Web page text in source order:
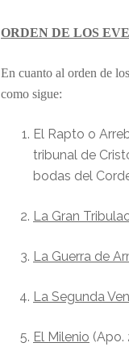
ORDEN DE LOS
En cuanto al orden de
como sigue:
El Rapto o
tribunal de
bodas del
La Gran
La Guerra de
La Segunda
El Milenio (Apo.